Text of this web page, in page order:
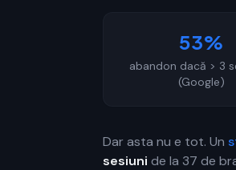
53%
abandon dacă > 3
(Google)
Dar asta nu e tot. Un
sesiuni de la 37 de